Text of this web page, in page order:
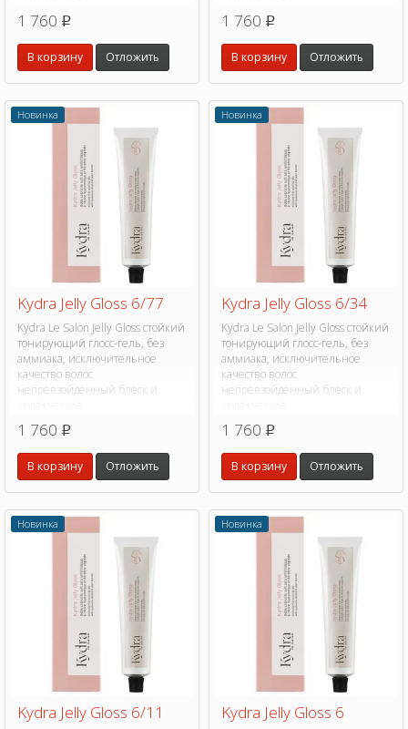
1 760 p
В корзину Отложить
1 760 p
В корзину Отложить
Новинка
Kydra Jelly Gloss 6/77
Kydra Le Salon Jelly Gloss стойкий
тонирующий глосс-гель, без
аммиака, исключительное
качество волос
непревзойденный блеск и
1 760 p
В корзину Отложить
Новинка
Kydra Jelly Gloss 6/34
Kydra Le Salon Jelly Gloss стойкий
тонирующий глосс-гель, без
аммиака, исключительное
качество волос
непревзойденный блеск и
1 760 p
В корзину Отложить
Новинка
Kydra Jelly Gloss 6/11
Новинка
Kydra Jelly Gloss 6